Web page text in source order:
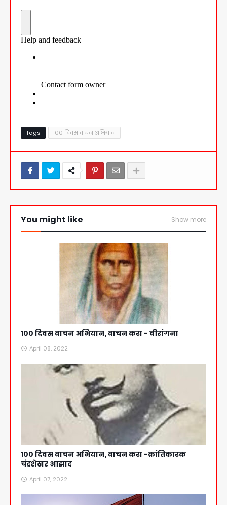
Tags १०० दिवस वाचन अभियान
You might like Show more
१०० दिवस वाचन अभियान, वाचन करा - वीरांगना
April 08, 2022
१०० दिवस वाचन अभियान, वाचन करा -क्रांतिकारक
चंद्रशेखर आझाद
April 07, 2022